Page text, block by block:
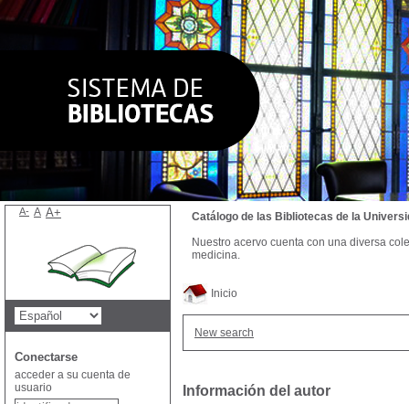
Inicio
New search
Información del autor
Catálogo de las Bibliotecas de la
Nuestro acervo cuenta con una diversa
medicina.
A- A A+
Conectarse
acceder a su cuenta de
usuario